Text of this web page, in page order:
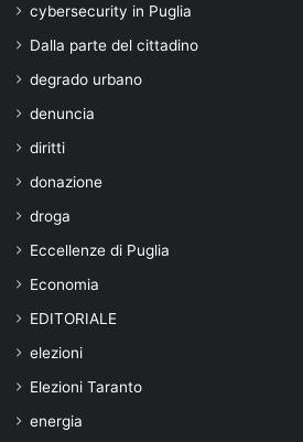
cybersecurity in Puglia
Dalla parte del cittadino
degrado urbano
denuncia
diritti
donazione
droga
Eccellenze di Puglia
Economia
EDITORIALE
elezioni
Elezioni Taranto
energia